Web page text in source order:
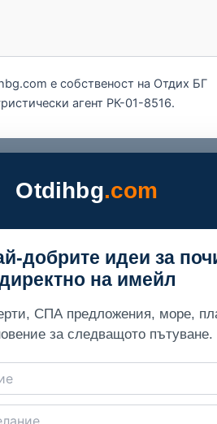
e собственост на Отдих БГ
агент РК-01-8516.
Otdihbg.com
добрите идеи за
на имейл
СПА предложения, море,
за следващото пътуване.